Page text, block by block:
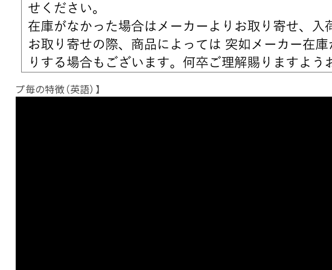
プ毎の特徴（英語）】